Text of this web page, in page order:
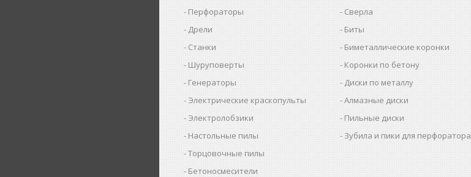
Перфораторы
Дрели
Станки
Шуруповерты
Генераторы
Электрические краскопульты
Электролобзики
Настольные пилы
Торцовочные пилы
Бетоносмесители
Сверла
Биты
Биметаллические коронки
Коронки по бетону
Диски по металлу
Алмазные диски
Пильные диски
Зубила и пики для перфоратора